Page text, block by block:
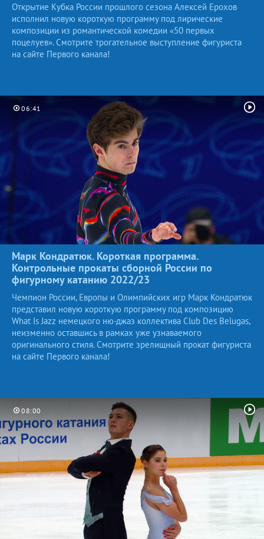
Открытие Кубка России прошлого сезона Алексей Ерохов
исполнил новую короткую программу под лирические
композиции из романтической комедии «50 первых
поцелуев». Смотрите трогательное выступление фигуриста
на сайте Первого канала!
06:41
Марк Кондратюк. Короткая программа.
Контрольные прокаты сборной России по
фигурному катанию 2022/23
Чемпион России, Европы и Олимпийских игр Марк Кондратюк
представил новую короткую программу под композицию
What Is Jazz немецкого ню-джаз коллектива Club Des Belugas,
неизменно оставшись в рамках уже узнаваемого
оригинального стиля. Смотрите зрелищный прокат фигуриста
на сайте Первого канала!
08:00